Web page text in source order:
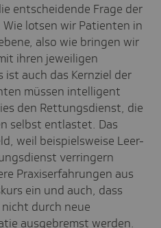
entscheidende Frage der
lotsen wir Patienten in
also wie bringen wir
ihren jeweiligen
ist auch das Kernziel der
müssen intelligent
den Rettungsdienst, die
selbst entlastet. Das
weil beispielsweise Leer-
verringern
Praxiserfahrungen aus
ein und auch, dass
durch neue
ausgebremst werden.